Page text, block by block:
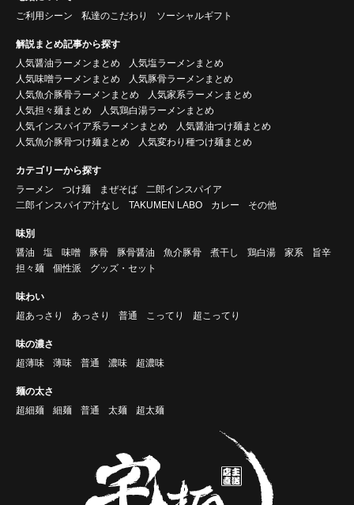
ご利用シーン
私達のこだわり ソーシャルギフト
解説まとめ記事から探す
人気醤油ラーメンまとめ
人気塩ラーメンまとめ
人気味噌ラーメンまとめ
人気豚骨ラーメンまとめ
人気魚介豚骨ラーメンまとめ
人気家系ラーメンまとめ
人気担々麺まとめ
人気鶏白湯ラーメンまとめ
人気インスパイア系ラーメンまとめ
人気醤油つけ麺まとめ
人気魚介豚骨つけ麺まとめ
人気変わり種つけ麺まとめ
カテゴリーから探す
ラーメン
つけ麺 まぜそば
二郎インスパイア
二郎インスパイア汁なし
TAKUMEN LABO カレー その他
味別
醤油
塩 味噌 豚骨 豚骨醤油 魚介豚骨 煮干し 鶏白湯 家系
旨辛
担々麺
個性派 グッズ・セット
味わい
超あっさり
あっさり 普通 こってり 超こってり
味の濃さ
超薄味
薄味 普通 濃味 超濃味
麺の太さ
超細麺
細麺 普通 太麺 超太麺